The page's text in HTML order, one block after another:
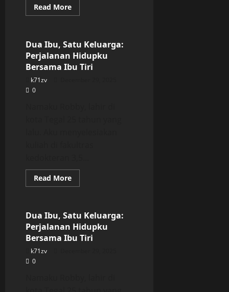
Read MoreRead
more
Satu
Keluarga:
Perjalanan
Hidupku
Bersama
Uncategorized
Dua Ibu, Satu Keluarga:
Perjalanan Hidupku
Bersama Ibu Tiri
k71zv
0
Read MoreRead
more
Satu
Keluarga:
Perjalanan
Hidupku
Bersama
Uncategorized
Dua Ibu, Satu Keluarga:
Perjalanan Hidupku
Bersama Ibu Tiri
k71zv
0